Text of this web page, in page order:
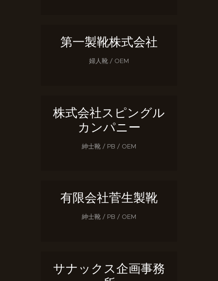
第一製靴株式会社
婦人靴 / OEM
株式会社スピングル
カンパニー
紳士靴 / PB / OEM
有限会社菅生製靴
紳士靴 / PB / OEM
サナックス企画事務